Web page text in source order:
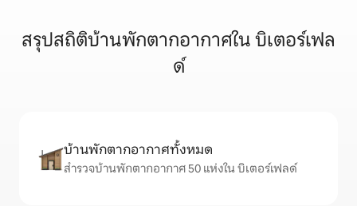
สรุปสถิติบ้านพักตากอากาศใน บิเตอร์เฟล
ด์
บ้านพักตากอากาศทั้งหมด
สำรวจบ้านพักตากอากาศ 50 แห่งใน บิเตอร์เฟลด์